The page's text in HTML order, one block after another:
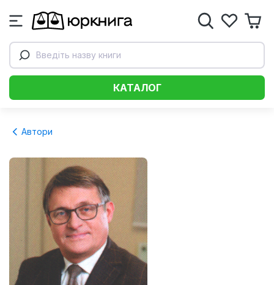
Введіть назву книги
КАТАЛОГ
Автори